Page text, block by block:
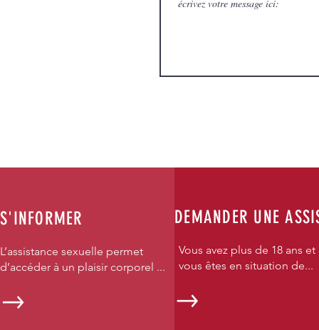
S'INFORMER
L’assistance sexuelle permet
d’accéder à un plaisir corporel ...
DEMANDER UNE
Vous avez plus de 18 ans et
vous êtes en situation de...